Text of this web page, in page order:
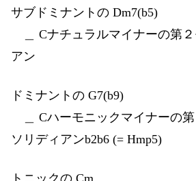
サブドミナントの Dm7(b5)
＿ Cナチュラルマイナーの第２
アン
ドミナントの G7(b9)
＿ Cハーモニックマイナーの第
ソリディアンb2b6 (= Hmp5)
トニックの Cm